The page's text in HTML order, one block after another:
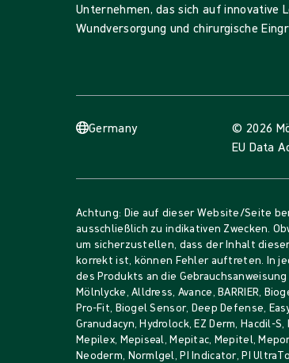
Unternehmen, das sich auf innovative
Wundversorgung und chirurgische
Germany © 2026
EU Data
Achtung: Die auf dieser Website/Seite
ausschließlich zu indikativen Zwecken.
um sicherzustellen, dass der Inhalt
korrekt ist, können Fehler auftreten. In
des Produkts an die
Mölnlycke, Alldress, Avance, BARRIER,
Pro-Fit, Biogel Sensor, Deep Defense,
Granudacyn, Hydrolock, EZ Derm, Hacdil-
Mepilex, Mepiseal, Mepitac, Mepitel,
Neoderm, Normlgel, PI Indicator, PI